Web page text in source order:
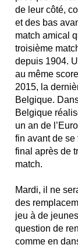
de leur côté,
et des bas
match amical
troisième
depuis 1904.
au même
2015, la
Belgique.
Belgique
un an de
fin avant de
final après de
match.
Mardi, il ne
des
jeu à de
question de
comme en